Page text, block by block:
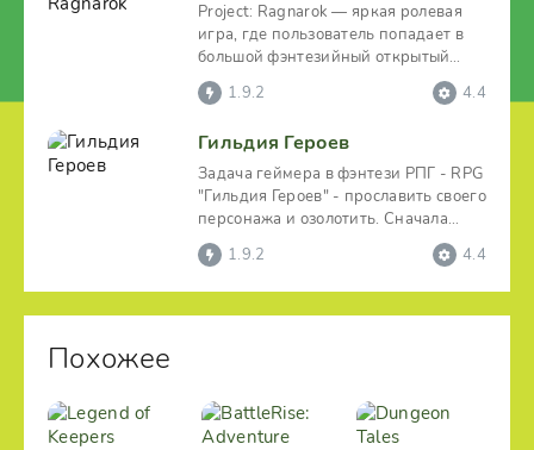
Project: Ragnarok — яркая ролевая
игра, где пользователь попадает в
большой фэнтезийный открытый
мир, происходящие
1.9.2 4.4
Гильдия Героев
Задача геймера в фэнтези РПГ - RPG
"Гильдия Героев" - прославить своего
персонажа и озолотить. Сначала
надо будет
1.9.2 4.4
Похожее